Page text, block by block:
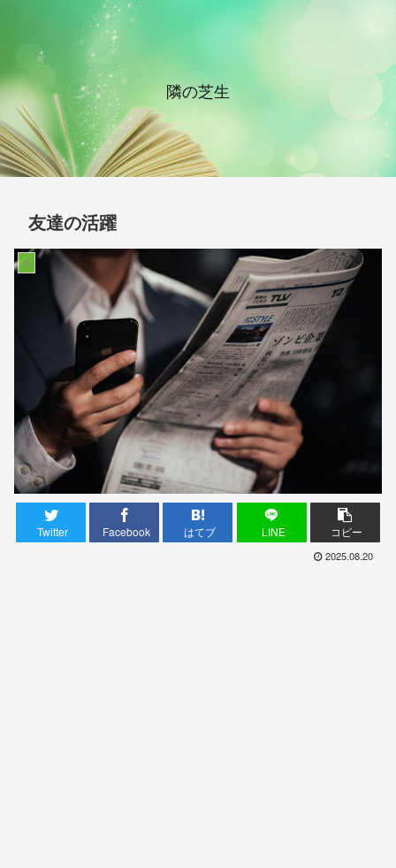
隣の芝生
友達の活躍
夫
Twitter Facebook はてブ LINE コピー
2025.08.20